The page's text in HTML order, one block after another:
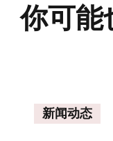
你可能
新闻动态